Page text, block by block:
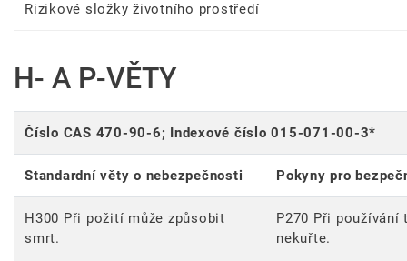
Rizikové složky životního prostředí
H- A P-VĚTY
Číslo CAS 470-90-6; Indexové číslo 015-071-00-3*
Standardní věty o nebezpečnosti Pokyny pro
H300 Při požití může způsobit
smrt.
P270 Při
nekuřte.